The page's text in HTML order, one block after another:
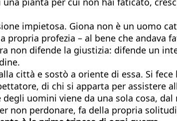
impietosa. Giona non è un uomo
profezia – al bene che andava
non difende la giustizia: difende un
città e sostò a oriente di essa. Si
di chi si apparta per assistere
uomini viene da una sola cosa,
non perdonare, fa della propria